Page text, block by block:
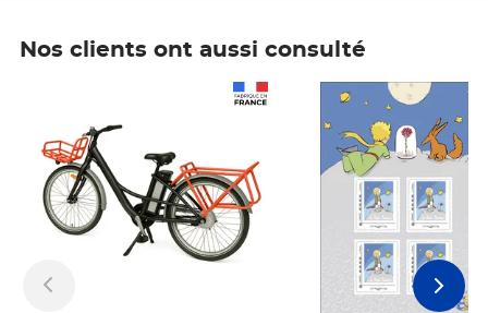
Nos clients ont aussi consulté
Prix 7,50€